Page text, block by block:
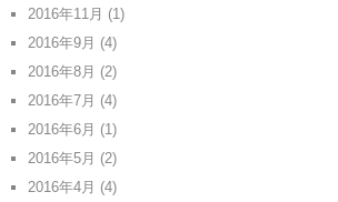
2016年11月 (1)
2016年9月 (4)
2016年8月 (2)
2016年7月 (4)
2016年6月 (1)
2016年5月 (2)
2016年4月 (4)